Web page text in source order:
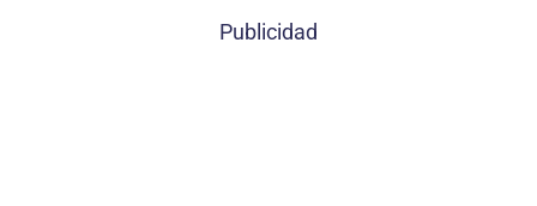
Publicidad